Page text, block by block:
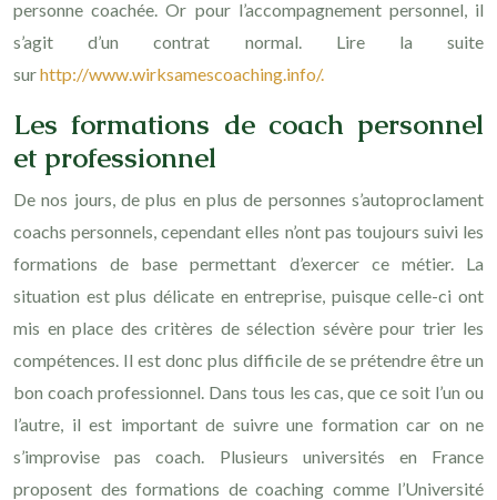
personne coachée. Or pour l’accompagnement personnel, il
s’agit d’un contrat normal. Lire la suite
surhttp://www.wirksamescoaching.info/.
Les formations de coach personnel
et professionnel
De nos jours, de plus en plus de personnes s’autoproclament
coachs personnels, cependant elles n’ont pas toujours suivi les
formations de base permettant d’exercer ce métier. La
situation est plus délicate en entreprise, puisque celle-ci ont
mis en place des critères de sélection sévère pour trier les
compétences. Il est donc plus difficile de se prétendre être un
bon coach professionnel. Dans tous les cas, que ce soit l’un ou
l’autre, il est important de suivre une formation car on ne
s’improvise pas coach. Plusieurs universités en France
proposent des formations de coaching comme l’Université